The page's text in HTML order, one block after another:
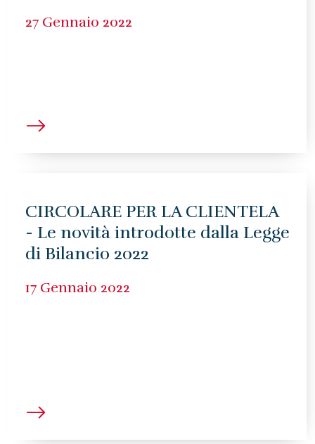
27 Gennaio 2022
CIRCOLARE PER LA CLIENTELA
- Le novità introdotte dalla Legge
di Bilancio 2022
17 Gennaio 2022